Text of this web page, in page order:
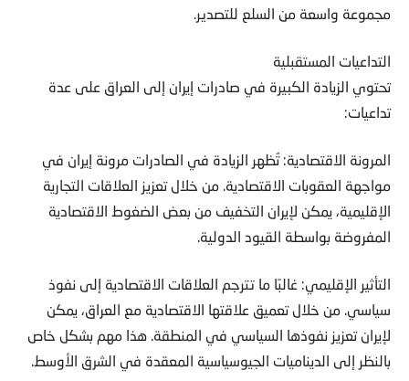
مجموعة واسعة من السلع للتصدير.
التداعيات المستقبلية
تحتوي الزيادة الكبيرة في صادرات إيران إلى العراق على عدة
تداعيات:
المرونة الاقتصادية: تُظهر الزيادة في الصادرات مرونة إيران في
مواجهة العقوبات الاقتصادية. من خلال تعزيز العلاقات التجارية
الإقليمية، يمكن لإيران التخفيف من بعض الضغوط الاقتصادية
المفروضة بواسطة القيود الدولية.
التأثير الإقليمي: غالبًا ما تترجم العلاقات الاقتصادية إلى نفوذ
سياسي. من خلال تعميق علاقتها الاقتصادية مع العراق، يمكن
لإيران تعزيز نفوذها السياسي في المنطقة. هذا مهم بشكل خاص
بالنظر إلى الديناميات الجيوسياسية المعقدة في الشرق الأوسط.